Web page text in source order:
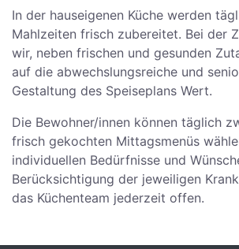
In der hauseigenen Küche werden
Mahlzeiten frisch zubereitet. Bei der
wir, neben frischen und gesunden
auf die abwechslungsreiche und
Gestaltung des Speiseplans Wert.
Die Bewohner/innen können täglich
frisch gekochten Mittagsmenüs
individuellen Bedürfnisse und
Berücksichtigung der jeweiligen
das Küchenteam jederzeit offen.